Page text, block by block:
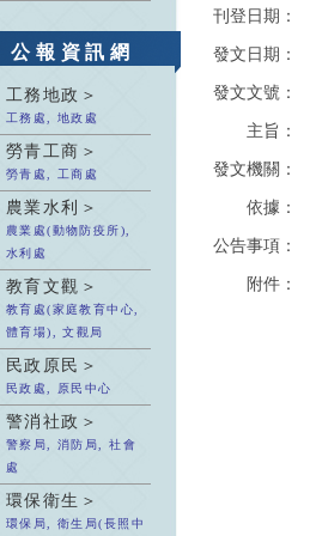
公報資訊網
工務地政＞
工務處, 地政處
勞青工商＞
勞青處, 工商處
農業水利＞
農業處(動物防疫所),
水利處
教育文觀＞
教育處(家庭教育中心,
體育場), 文觀局
民政原民＞
民政處, 原民中心
警消社政＞
警察局, 消防局, 社會
處
環保衛生＞
環保局, 衛生局(長照中
刊登日期：
發文日期：
發文文號：
主旨：
發文機關：
依據：
公告事項：
附件：